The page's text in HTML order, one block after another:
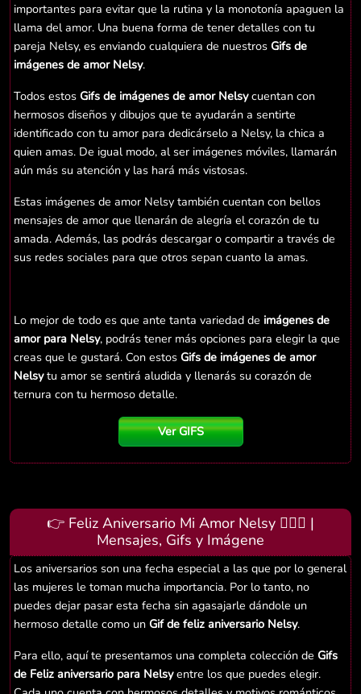
importantes para evitar que la rutina y la monotonía apaguen la
llama del amor. Una buena forma de tener detalles con tu
pareja Nelsy, es enviando cualquiera de nuestros Gifs de
imágenes de amor Nelsy.
Todos estos Gifs de imágenes de amor Nelsycuentan con
hermosos diseños y dibujos que te ayudarán a sentirte
identificado con tu amor para dedicárselo a Nelsy, la chica a
quien amas. De igual modo, al ser imágenes móviles, llamarán
aún más su atención y las hará más vistosas.
Estas imágenes de amor Nelsy también cuentan con bellos
mensajes de amor que llenarán de alegría el corazón de tu
amada. Además, las podrás descargar o compartir a través de
sus redes sociales para que otros sepan cuanto la amas.
Lo mejor de todo es que ante tanta variedad de imágenes de
amor para Nelsy, podrás tener más opciones para elegir la que
creas que le gustará. Con estos Gifs de imágenes de amor
Nelsytu amor se sentirá aludida y llenarás su corazón de
ternura con tu hermoso detalle.
Ver GIFS
👉 Feliz Aniversario Mi Amor Nelsy 👨‍❤️‍👨 |
Mensajes, Gifs y Imágene
Los aniversarios son una fecha especial a las que por lo general
las mujeres le toman mucha importancia. Por lo tanto, no
puedes dejar pasar esta fecha sin agasajarle dándole un
hermoso detalle como un Gif de feliz aniversario Nelsy.
Para ello, aquí te presentamos una completa colección de Gifs
de Feliz aniversario para Nelsyentre los que puedes elegir.